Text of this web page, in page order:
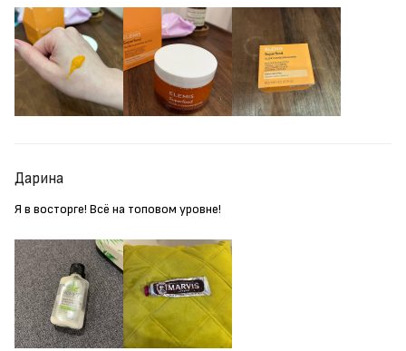
Дарина
Я в восторге! Всё на топовом уровне!